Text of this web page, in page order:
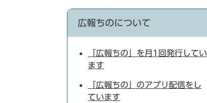
広報ちのについて
「広報ちの」を月1回発行してい
ます
「広報ちの」のアプリ配信をし
ています